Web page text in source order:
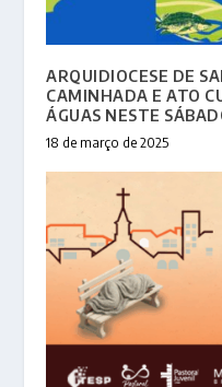
ARQUIDIOCESE DE
CAMINHADA E ATO
ÁGUAS NESTE
18 de março de 2025